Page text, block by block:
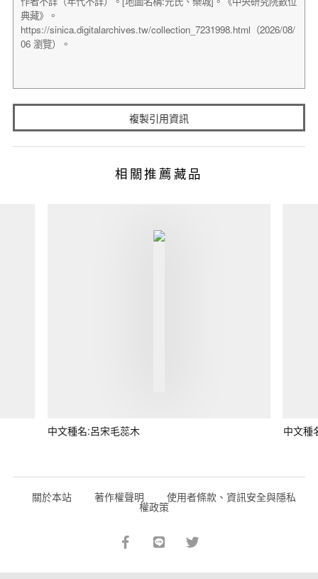
複製引用資訊
相關推薦藏品
中文種名:呂宋毛蕊木 中文種
關於本站 著作權聲明 使用者條款、資訊安全與隱私
權政策